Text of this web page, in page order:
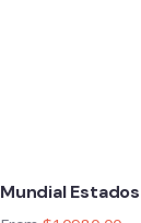
Mundial
Primera Fase 11